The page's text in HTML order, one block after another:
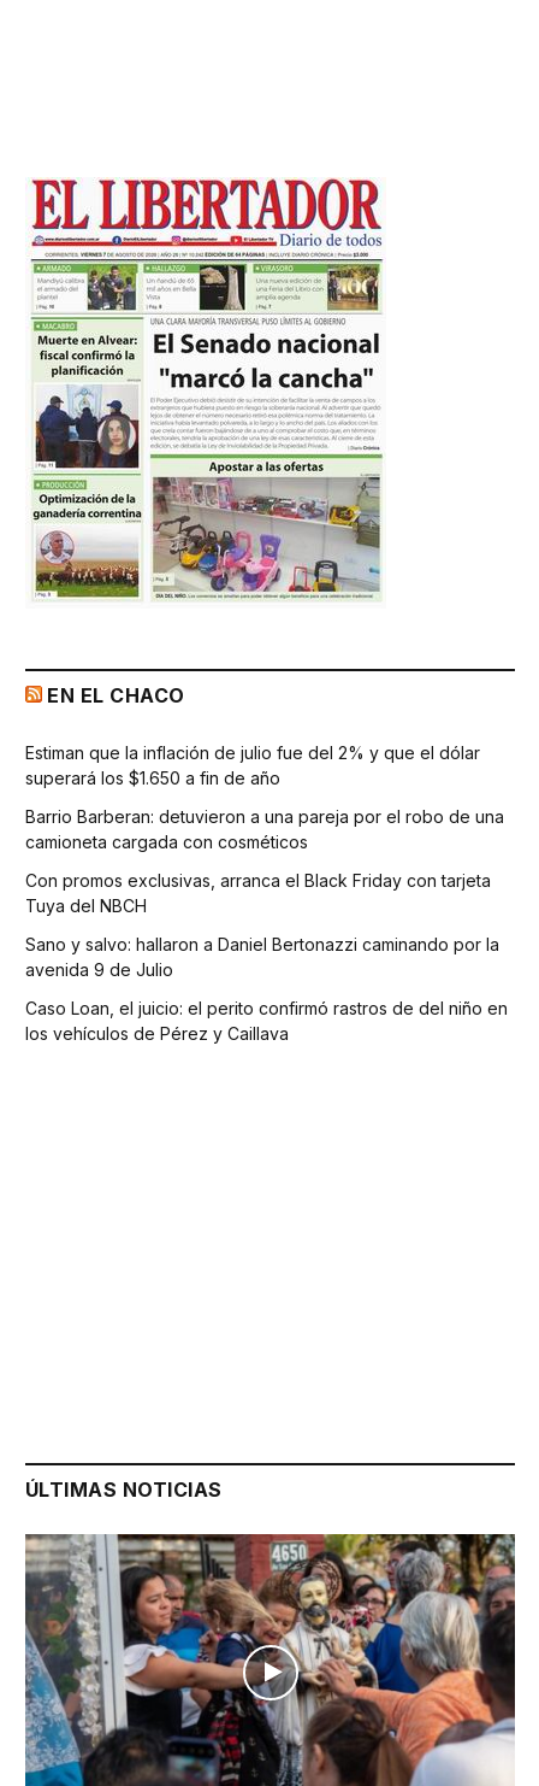
EN EL CHACO
Estiman que la inflación de julio fue del 2% y que el dólar
superará los $1.650 a fin de año
Barrio Barberan: detuvieron a una pareja por el robo de una
camioneta cargada con cosméticos
Con promos exclusivas, arranca el Black Friday con tarjeta
Tuya del NBCH
Sano y salvo: hallaron a Daniel Bertonazzi caminando por la
avenida 9 de Julio
Caso Loan, el juicio: el perito confirmó rastros de del niño en
los vehículos de Pérez y Caillava
ÚLTIMAS NOTICIAS